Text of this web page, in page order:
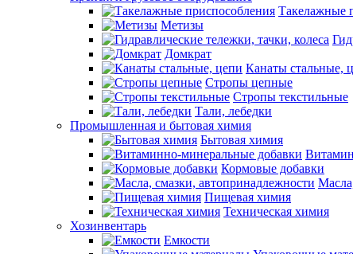
Такелажные
Метизы
Домкрат
Канаты стальные,
Стропы цепные
Стропы текстильные
Тали, лебедки
Промышленная и бытовая химия
Бытовая химия
Кормовые добавки
Пищевая химия
Техническая химия
Хозинвентарь
Емкости